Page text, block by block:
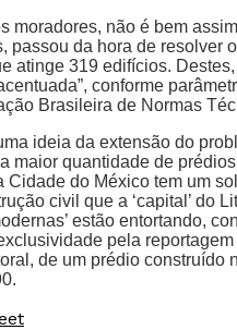
moradores, não é bem
passou da hora de resolver
atinge 319 edifícios.
conforme
Brasileira de Normas
ideia da extensão do
maior quantidade de
Cidade do México tem um
civil que a ‘capital’ do
estão entortando,
pela
de um prédio construído